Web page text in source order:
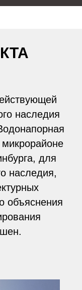
наследия
для
наследия,
объяснения